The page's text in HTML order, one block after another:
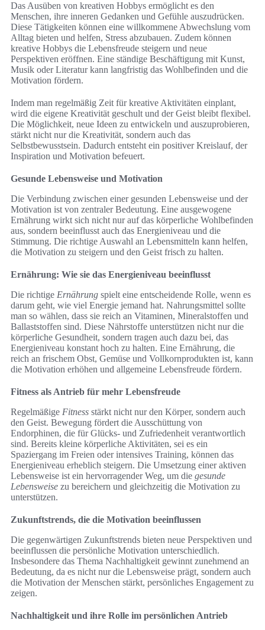
Das Ausüben von kreativen Hobbys ermöglicht es den
Menschen, ihre inneren Gedanken und Gefühle auszudrücken.
Diese Tätigkeiten können eine willkommene Abwechslung vom
Alltag bieten und helfen, Stress abzubauen. Zudem können
kreative Hobbys die Lebensfreude steigern und neue
Perspektiven eröffnen. Eine ständige Beschäftigung mit Kunst,
Musik oder Literatur kann langfristig das Wohlbefinden und die
Motivation fördern.
Indem man regelmäßig Zeit für kreative Aktivitäten einplant,
wird die eigene Kreativität geschult und der Geist bleibt flexibel.
Die Möglichkeit, neue Ideen zu entwickeln und auszuprobieren,
stärkt nicht nur die Kreativität, sondern auch das
Selbstbewusstsein. Dadurch entsteht ein positiver Kreislauf, der
Inspiration und Motivation befeuert.
Gesunde Lebensweise und Motivation
Die Verbindung zwischen einer gesunden Lebensweise und der
Motivation ist von zentraler Bedeutung. Eine ausgewogene
Ernährung wirkt sich nicht nur auf das körperliche Wohlbefinden
aus, sondern beeinflusst auch das Energieniveau und die
Stimmung. Die richtige Auswahl an Lebensmitteln kann helfen,
die Motivation zu steigern und den Geist frisch zu halten.
Ernährung: Wie sie das Energieniveau beeinflusst
Die richtige Ernährung spielt eine entscheidende Rolle, wenn es
darum geht, wie viel Energie jemand hat. Nahrungsmittel sollte
man so wählen, dass sie reich an Vitaminen, Mineralstoffen und
Ballaststoffen sind. Diese Nährstoffe unterstützen nicht nur die
körperliche Gesundheit, sondern tragen auch dazu bei, das
Energieniveau konstant hoch zu halten. Eine Ernährung, die
reich an frischem Obst, Gemüse und Vollkornprodukten ist, kann
die Motivation erhöhen und allgemeine Lebensfreude fördern.
Fitness als Antrieb für mehr Lebensfreude
Regelmäßige Fitness stärkt nicht nur den Körper, sondern auch
den Geist. Bewegung fördert die Ausschüttung von
Endorphinen, die für Glücks- und Zufriedenheit verantwortlich
sind. Bereits kleine körperliche Aktivitäten, sei es ein
Spaziergang im Freien oder intensives Training, können das
Energieniveau erheblich steigern. Die Umsetzung einer aktiven
Lebensweise ist ein hervorragender Weg, um die gesunde
Lebensweise zu bereichern und gleichzeitig die Motivation zu
unterstützen.
Zukunftstrends, die die Motivation beeinflussen
Die gegenwärtigen Zukunftstrends bieten neue Perspektiven und
beeinflussen die persönliche Motivation unterschiedlich.
Insbesondere das Thema Nachhaltigkeit gewinnt zunehmend an
Bedeutung, da es nicht nur die Lebensweise prägt, sondern auch
die Motivation der Menschen stärkt, persönliches Engagement zu
zeigen.
Nachhaltigkeit und ihre Rolle im persönlichen Antrieb